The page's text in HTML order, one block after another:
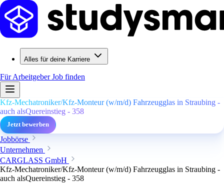
Alles für deine Karriere
Für ArbeitgeberJob finden
Kfz-Mechatroniker/Kfz-Monteur (w/m/d) Fahrzeugglas in Straubing -
auch alsQuereinstieg - 358
Jetzt bewerben
Jobbörse
Unternehmen
CARGLASS GmbH
Kfz-Mechatroniker/Kfz-Monteur (w/m/d) Fahrzeugglas in Straubing -
auch alsQuereinstieg - 358